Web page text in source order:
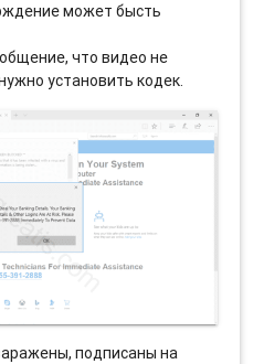
может бысть
что видео не
установить кодек.
подписаны на